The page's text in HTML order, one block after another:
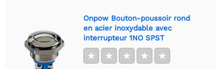
Onpow Bouton-poussoir rond
en acier inoxydable avec
interrupteur 1NO SPST
★ ★ ★ ★ ★